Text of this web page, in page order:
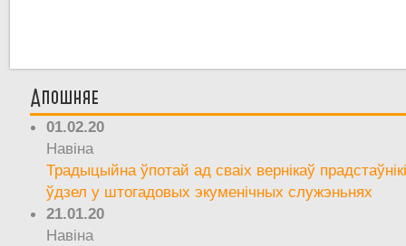
Апошняе
01.02.20
Навіна
Традыцыйна ўпотай ад сваіх вернікаў
ўдзел у штогадовых экуменічных служэньнях
21.01.20
Навіна